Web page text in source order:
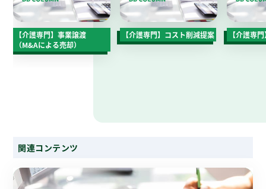
【介護専門】事業譲渡
（M&Aによる売却）
【介護専門】コスト削減提案 【介護専
関連コンテンツ